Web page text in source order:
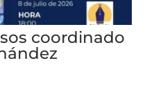
coordinado